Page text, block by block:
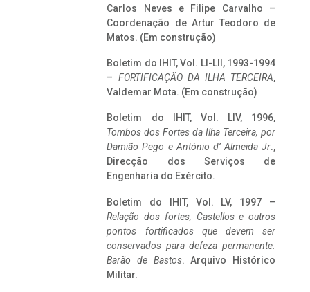
Carlos Neves e Filipe Carvalho –
Coordenação de Artur Teodoro de
Matos. (Em construção)
Boletim do IHIT, Vol. LI-LII, 1993-1994
– FORTIFICAÇÃO DA ILHA TERCEIRA,
Valdemar Mota. (Em construção)
Boletim do IHIT, Vol. LIV, 1996,
Tombos dos Fortes da Ilha Terceira, por
Damião Pego e António d’ Almeida Jr.,
Direcção dos Serviços de
Engenharia do Exército.
Boletim do IHIT, Vol. LV, 1997 –
Relação dos fortes, Castellos e outros
pontos fortificados que devem ser
conservados para defeza permanente.
Barão de Bastos. Arquivo Histórico
Militar.